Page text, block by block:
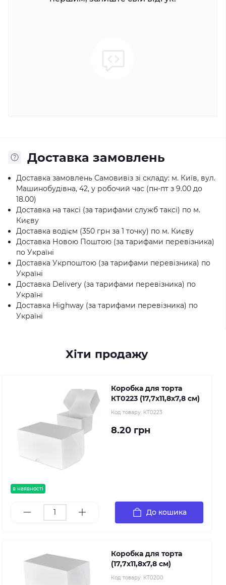
Доставка замовлень
Доставка замовлень Самовивіз зі складу: м. Київ, вул.
Машинобудівна, 42, у робочий час (пн-пт з 9.00 до
18.00)
Доставка на таксі (за тарифами служб таксі) по м.
Києву
Доставка водієм (350 грн за 1 точку) по м. Києву
Доставка Новою Поштою (за тарифами перевізника)
по Україні
Доставка Укрпоштою (за тарифами перевізника) по
Україні
Доставка Delivery (за тарифами перевізника) по
Україні
Доставка Highway (за тарифами перевізника) по
Україні
Хіти продажу
в наявності
Коробка для торта
КТ0223 (17,7х11,8х7,8 см)
Код товару: КТ0223
8.20 грн
До кошика
Коробка для торта
(17,7х11,8х7,8 см)
Код товару: КТ0200